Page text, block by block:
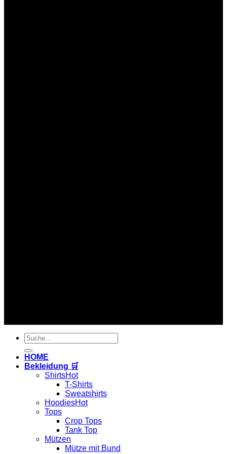
Suche
nach:
HOME
Bekleidung 🛒
Shirts
T-Shirts
Sweatshirts
Hoodies
Tops
Crop Tops
Tank Top
Mützen
Mütze mit Bund